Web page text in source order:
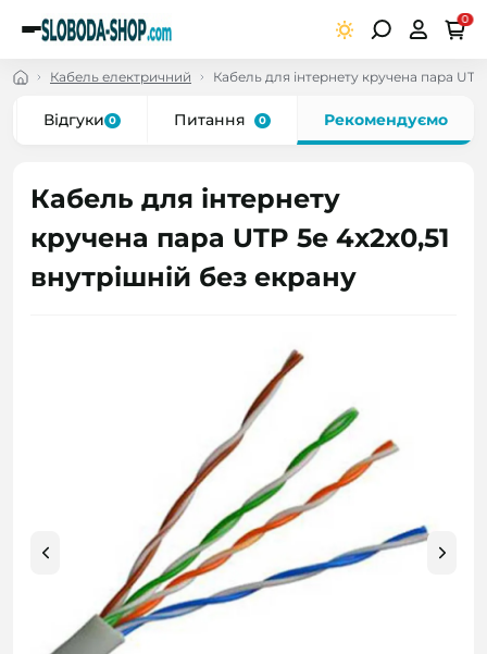
0
Кабель електричний Кабель для інтернету кручена пара
Відгуки 0 Питання 0 Рекомендуємо
Кабель для інтернету
кручена пара UTP 5e 4x2x0,51
внутрішній без екрану